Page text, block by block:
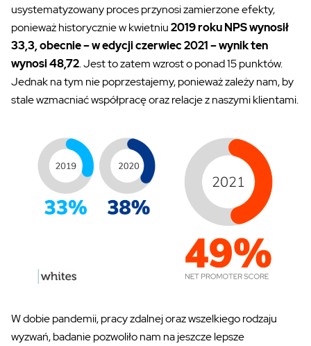
usystematyzowany proces przynosi zamierzone efekty,
ponieważ historycznie w kwietniu2019 roku NPS wynosił
33,3, obecnie–w edycji czerwiec 2021–wynik ten
wynosi 48,72. Jest to zatem wzrost o ponad 15 punktów.
Jednak na tym nie poprzestajemy,ponieważ zależynam, by
stale wzmacniać współpracę oraz relacje z naszymi klientami.
W dobie pandemii, pracy zdalnej oraz wszelkiego rodzaju
wyzwań, badanie pozwoliło nam na jeszcze lepsze